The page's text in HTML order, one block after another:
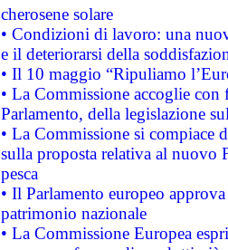
cherosene solare
• Condizioni di lavoro: una
e il deteriorarsi della
• Il 10 maggio “Ripuliamo
• La Commissione accoglie
Parlamento, della legislazione
• La Commissione si compiace
sulla proposta relativa al nuovo
pesca
• Il Parlamento europeo
patrimonio nazionale
• La Commissione Europea